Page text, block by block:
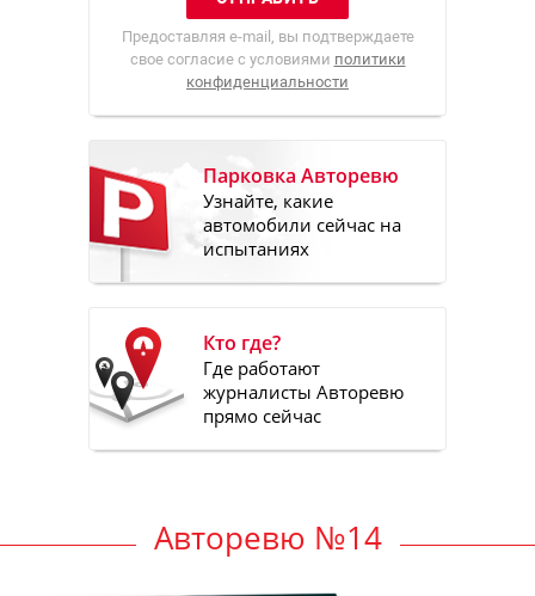
Предоставляя e-mail, вы подтверждаете
свое согласие с условиями политики
конфиденциальности
Парковка Авторевю
Узнайте, какие
автомобили сейчас на
испытаниях
Кто где?
Где работают
журналисты Авторевю
прямо сейчас
Авторевю №14